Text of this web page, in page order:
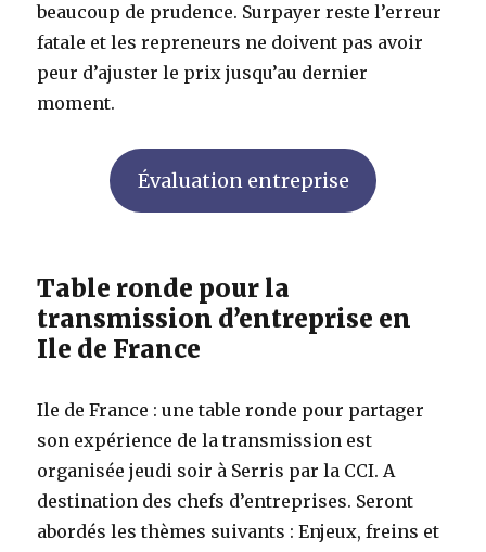
beaucoup de prudence. Surpayer reste l’erreur
fatale et les repreneurs ne doivent pas avoir
peur d’ajuster le prix jusqu’au dernier
moment.
Évaluation entreprise
Table ronde pour la
transmission d’entreprise en
Ile de France
Ile de France : une table ronde pour partager
son expérience de la transmission est
organisée jeudi soir à Serris par la CCI. A
destination des chefs d’entreprises. Seront
abordés les thèmes suivants : Enjeux, freins et